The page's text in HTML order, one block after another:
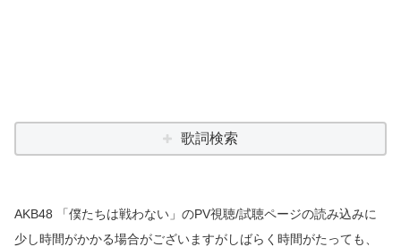
歌詞検索
AKB48 「僕たちは戦わない」のPV視聴/試聴ページの読み込みに
少し時間がかかる場合がございますがしばらく時間がたっても、